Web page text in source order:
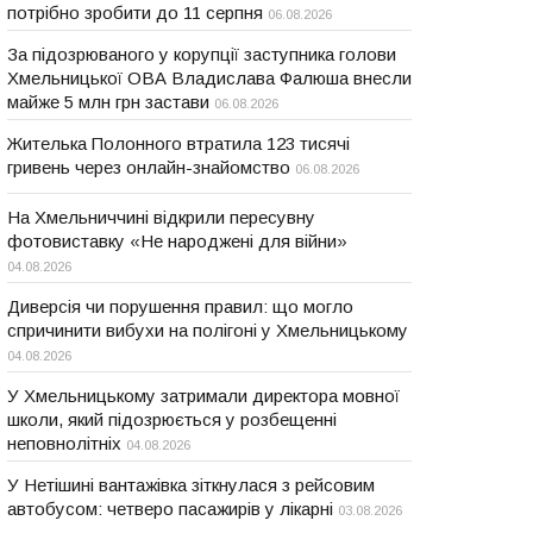
потрібно зробити до 11 серпня 06.08.2026
За підозрюваного у корупції заступника голови
Хмельницької ОВА Владислава Фалюша внесли
майже 5 млн грн застави 06.08.2026
Жителька Полонного втратила 123 тисячі
гривень через онлайн-знайомство 06.08.2026
На Хмельниччині відкрили пересувну
фотовиставку «Не народжені для війни»
04.08.2026
Диверсія чи порушення правил: що могло
спричинити вибухи на полігоні у Хмельницькому
04.08.2026
У Хмельницькому затримали директора мовної
школи, який підозрюється у розбещенні
неповнолітніх 04.08.2026
У Нетішині вантажівка зіткнулася з рейсовим
автобусом: четверо пасажирів у лікарні 03.08.2026